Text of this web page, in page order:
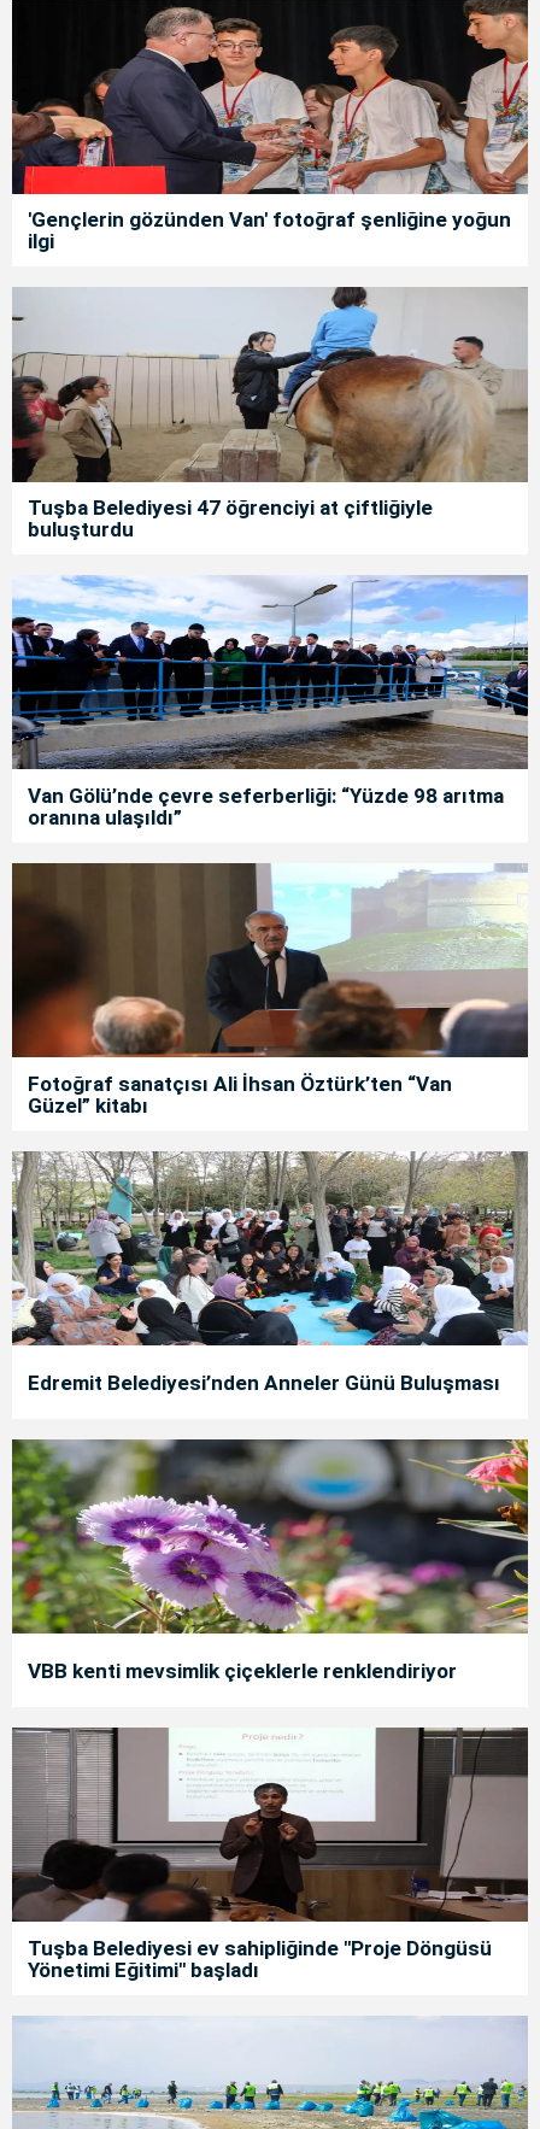
'Gençlerin gözünden Van' fotoğraf şenliğine yoğun
ilgi
Tuşba Belediyesi 47 öğrenciyi at çiftliğiyle
buluşturdu
Van Gölü’nde çevre seferberliği: “Yüzde 98 arıtma
oranına ulaşıldı”
Fotoğraf sanatçısı Ali İhsan Öztürk’ten “Van
Güzel” kitabı
Edremit Belediyesi’nden Anneler Günü Buluşması
VBB kenti mevsimlik çiçeklerle renklendiriyor
Tuşba Belediyesi ev sahipliğinde "Proje Döngüsü
Yönetimi Eğitimi" başladı